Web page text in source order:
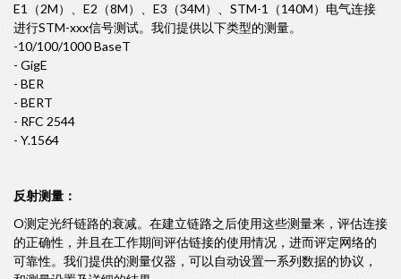
E1（2M）、E2（8M）、E3（34M）、STM-1（140M）电气连接
进行STM-xxx信号测试。我们提供以下类型的测量。
-10/100/1000 BaseT
- GigE
- BER
- BERT
- RFC 2544
- Y.1564
反射测量：
O测定光纤链路的衰减。在建立链路之后使用这些测量来，评估连接
的正确性，并且在工作期间评估链接的使用情况，进而评定网络的
可靠性。我们提供的测量仪器，可以自动设置一系列数据的协议，